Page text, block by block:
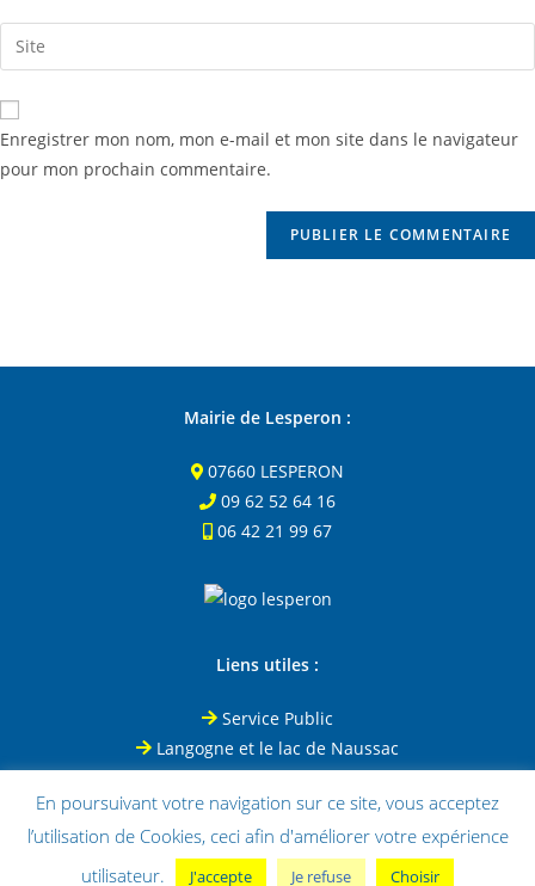
Enregistrer mon nom, mon e-mail et mon site dans le navigateur
pour mon prochain commentaire.
Mairie de Lesperon :
07660 LESPERON
09 62 52 64 16
06 42 21 99 67
Liens utiles :
Service Public
Langogne et le lac de Naussac
Le Puy-en-Velay
Office de tourisme de Coucouron
En poursuivant votre navigation sur ce site, vous acceptez
l’utilisation de Cookies, ceci afin d'améliorer votre expérience
utilisateur.
J'accepte Je refuse Choisir